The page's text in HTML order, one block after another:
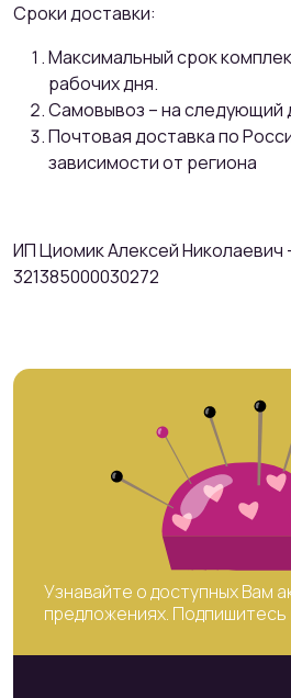
Сроки доставки:
Максимальный срок
рабочих дня.
Самовывоз – на следующий
Почтовая доставка по
зависимости от региона
ИП Циомик Алексей
321385000030272
Узнавайте о доступных Вам
предложениях. Подпишитесь